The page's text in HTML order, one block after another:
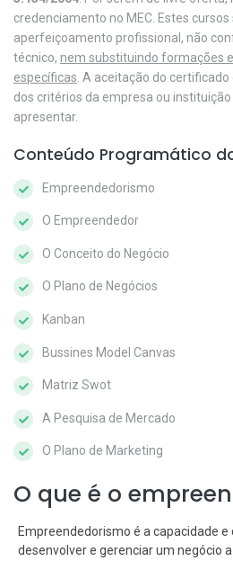
credenciamento no MEC. Estes
aperfeiçoamento profissional, não
técnico, nem substituindo formações
específicas . A aceitação do
dos critérios da empresa ou
apresentar.
Conteúdo Programático
Empreendedorismo
O Empreendedor
O Conceito do Negócio
O Plano de Negócios
Kanban
Bussines Model Canvas
Matriz Swot
A Pesquisa de Mercado
O Plano de Marketing
O que é o
Empreendedorismo é a capacidade e
desenvolver e gerenciar um negócio